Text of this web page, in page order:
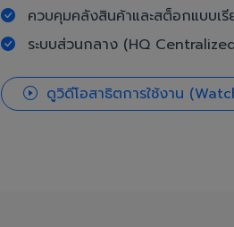
ควบคุมคลังสินค้าและสต็อกแบบเรี
ระบบส่วนกลาง (HQ
ดูวิดีโอสาธิตการใช้งาน